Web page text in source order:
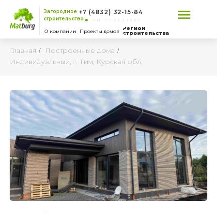
О компании Проекты домов
+7 (4832) 32-15-84
Загородное
строительство
ПН-ПТ 9:00-18:00
Регион
строительства
Главная / Построенные дома /
Индивидуальный, г. Тим, Курская обл.